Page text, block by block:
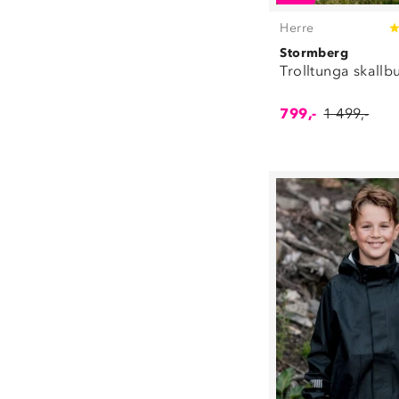
32 (123)
33
34 (96
35 (89
36⅔ (2)
38⅔ (1)
39 (162)
40 (103)
41 (113)
42 (90)
43 (78)
44
45
55
45⅓
( 1
46 (56
47
Herre
Stormberg
Trolltunga
799,- 1 499,-